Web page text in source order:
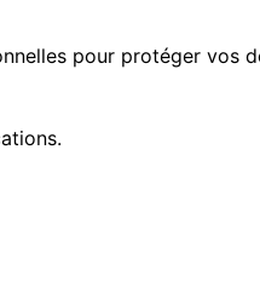
pour protéger vos